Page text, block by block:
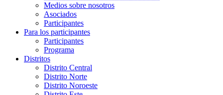
Medios sobre nosotros
Asociados
Participantes
Para los participantes
Participantes
Programa
Distritos
Distrito Central
Distrito Norte
Distrito Noroeste